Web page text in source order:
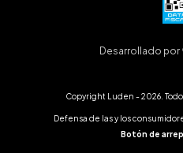
Desarrollado por
Copyright Luden - 2026.
Defensa de las y los
Botón de